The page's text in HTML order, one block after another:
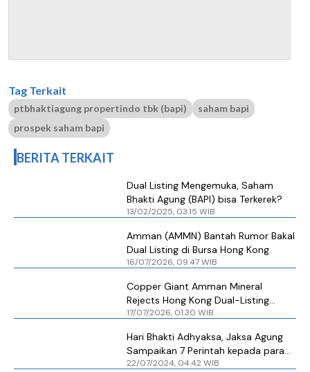
Tag Terkait
ptbhaktiagung propertindo tbk (bapi)
saham bapi
prospek saham bapi
BERITA TERKAIT
Dual Listing Mengemuka, Saham
Bhakti Agung (BAPI) bisa Terkerek?
13/02/2025, 03.15 WIB
Amman (AMMN) Bantah Rumor Bakal
Dual Listing di Bursa Hong Kong
16/07/2026, 09.47 WIB
Copper Giant Amman Mineral
Rejects Hong Kong Dual-Listing
Rumors as Stock Surges
17/07/2026, 01.30 WIB
Hari Bhakti Adhyaksa, Jaksa Agung
Sampaikan 7 Perintah kepada para
Jaksa
22/07/2024, 04.42 WIB